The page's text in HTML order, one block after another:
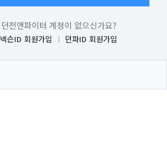
던전앤파이터 계정이 없으신가요?
넥슨ID 회원가입 던파ID 회원가입